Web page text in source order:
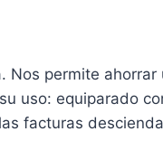
permite
uso: equiparado
facturas